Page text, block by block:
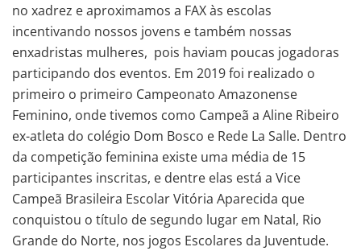
no xadrez e aproximamos a FAX às escolas
incentivando nossos jovens e também nossas
enxadristas mulheres, pois haviam poucas jogadoras
participando dos eventos. Em 2019 foi realizado o
primeiro o primeiro Campeonato Amazonense
Feminino, onde tivemos como Campeã a Aline Ribeiro
ex-atleta do colégio Dom Bosco e Rede La Salle. Dentro
da competição feminina existe uma média de 15
participantes inscritas, e dentre elas está a Vice
Campeã Brasileira Escolar Vitória Aparecida que
conquistou o título de segundo lugar em Natal, Rio
Grande do Norte, nos jogos Escolares da Juventude.